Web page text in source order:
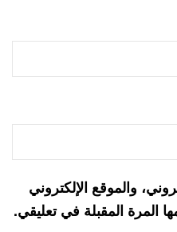
والموقع الإلكتروني
المرة المقبلة في تعليقي.